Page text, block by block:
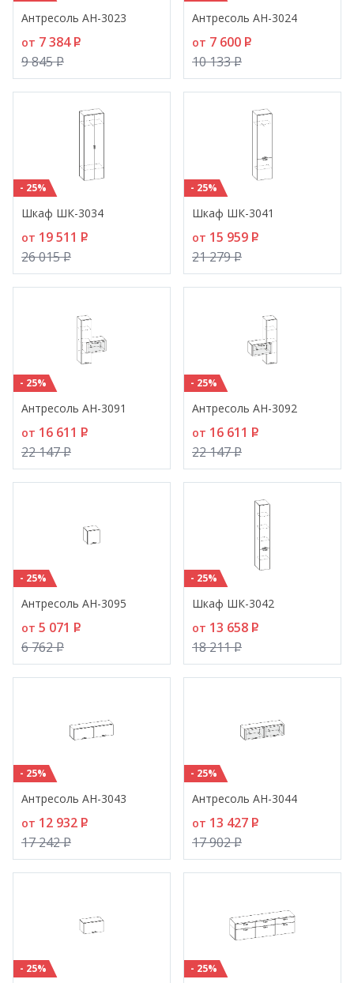
Антресоль АН-3023
от 7 384P
9 845P
Антресоль АН-3024
от 7 600 P
10 133P
- 25%
Шкаф ШК-3034
от 19 511 P
26 015P
- 25%
Шкаф ШК-3041
от 15 959 P
21 279P
- 25%
Антресоль АН-3091
от 16 611 P
22 147P
- 25%
Антресоль АН-3092
от 16 611 P
22 147P
- 25%
Антресоль АН-3095
от 5 071 P
6 762P
- 25%
Шкаф ШК-3042
от 13 658 P
18 211P
- 25%
Антресоль АН-3043
от 12 932 P
17 242P
- 25%
Антресоль АН-3044
от 13 427 P
17 902P
- 25% - 25%